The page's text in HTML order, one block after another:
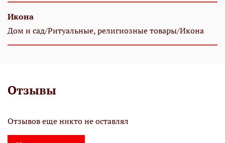
Икона
Дом и сад/Ритуальные, религиозные товары/Икона
Отзывы
Отзывов еще никто не оставлял